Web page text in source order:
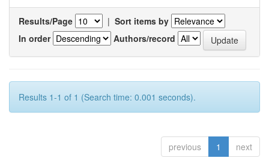
Results/Page | Sort items by
In order
Authors/record
Results 1-1 of 1 (Search time: 0.001 seconds).
previous 1 next